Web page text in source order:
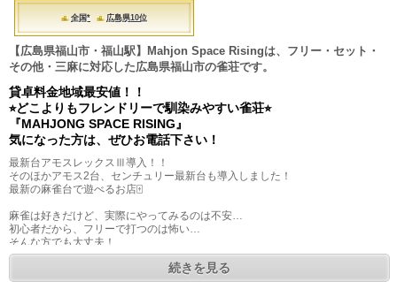
全国* 広島県10位
【広島県福山市・福山駅】Mahjon Space Risingは、フリー・セット・
その他・三麻に対応した広島県福山市の雀荘です。
貸卓料金地域最安値！！
⭐︎どこよりもフレンドリーで馴染みやすい雀荘⭐︎
『MAHJONG SPACE RISING』
気になった方は、ぜひお電話下さい！
最新台アモスレックスⅢ導入！！
そのほかアモス2台、センチュリー最新台も導入しました！
最新の麻雀台で遊べるお店🀄️
麻雀は好きだけど、実際にやってみるのは不安…
初心者だから、フリーで打つのは怖い…
そんな方でも大丈夫！
丁寧に説明、対応させていただきます！
★★★ご新規様大歓迎★★★
続きを見る